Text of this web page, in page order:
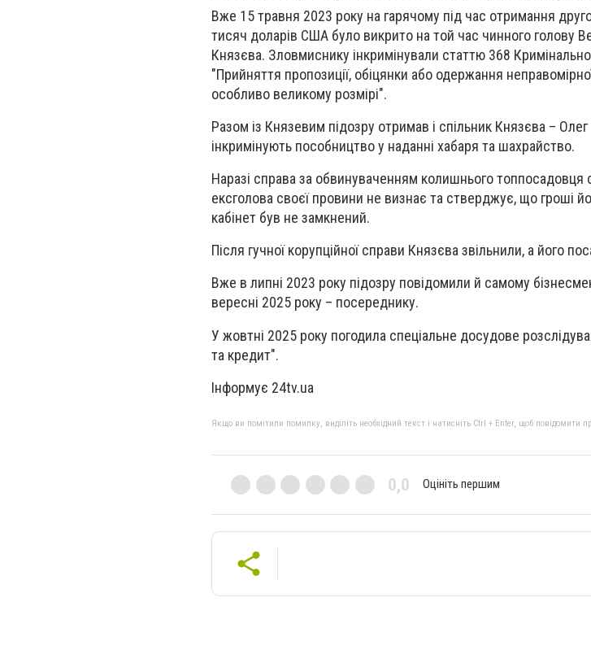
Вже 15 травня 2023 року на гарячому під час отримання
тисяч доларів США було викрито на той час чинного голову
Князєва. Зловмиснику інкримінували статтю 368
"Прийняття пропозиції, обіцянки або одержання
особливо великому розмірі".
Разом із Князевим підозру отримав і спільник Князєва –
інкримінують пособництво у наданні хабаря та шахрайство.
Наразі справа за обвинуваченням колишнього
ексголова своєї провини не визнає та стверджує, що гроші
кабінет був не замкнений.
Після гучної корупційної справи Князєва звільнили, а його
Вже в липні 2023 року підозру повідомили й самому
вересні 2025 року – посереднику.
У жовтні 2025 року погодила спеціальне досудове
та кредит".
Інформує 24tv.ua
Якщо ви помітили помилку, виділіть необхідний текст і натисніть Ctrl + Enter, щоб повідомити
0,0 Оцініть першим